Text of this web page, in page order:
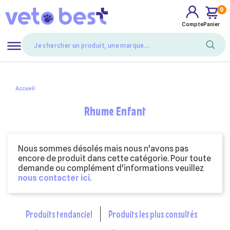
Compte
0
Panier
Accueil
Rhume Enfant
Nous sommes désolés mais nous n'avons pas
encore de produit dans cette catégorie. Pour toute
demande ou complément d'informations veuillez
nous contacter ici.
produits tendanciel
produits les plus consultés